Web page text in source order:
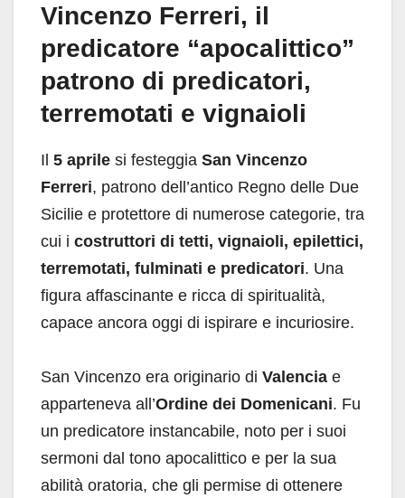
Vincenzo Ferreri, il
predicatore “apocalittico”
patrono di predicatori,
terremotati e vignaioli
Il 5 aprile si festeggia San Vincenzo
Ferreri, patrono dell’antico Regno delle Due
Sicilie e protettore di numerose categorie, tra
cui i costruttori di tetti, vignaioli, epilettici,
terremotati, fulminati e predicatori. Una
figura affascinante e ricca di spiritualità,
capace ancora oggi di ispirare e incuriosire.
San Vincenzo era originario di Valencia e
apparteneva all’Ordine dei Domenicani. Fu
un predicatore instancabile, noto per i suoi
sermoni dal tono apocalittico e per la sua
abilità oratoria, che gli permise di ottenere